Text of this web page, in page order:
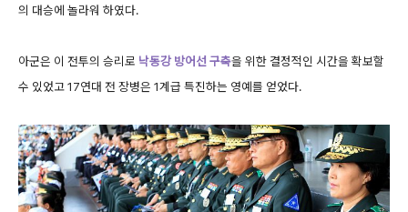
의 대승에 놀라워 하였다.
아군은 이 전투의 승리로 낙동강 방어선 구축을 위한 결정적인 시간을 확보할
수 있었고 17연대 전 장병은 1계급 특진하는 영예를 얻었다.